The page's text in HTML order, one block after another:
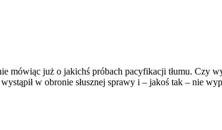
mówiąc już o jakichś próbach pacyfikacji tłumu. Czy
w obronie słusznej sprawy i – jakoś tak – nie